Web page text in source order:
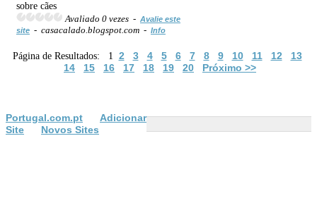
sobre cães
Avaliado 0 vezes - Avalie este
site - casacalado.blogspot.com - Info
Página de Resultados: 1 2 3 4 5 6 7 8 9 10 11 12
13
14
15 16 17 18 19 20 Próximo >>
Portugal.com.pt
Adicionar
Site
Novos Sites